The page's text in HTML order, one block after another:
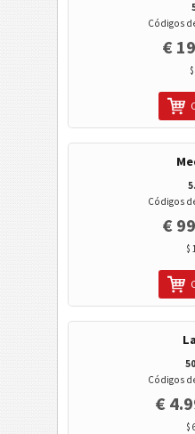
Códigos
Códigos
Banca
Mobile
Códigos
Códigos
Tarjetas
Código
Códigos
€
Códigos
€
$
Códigos
€
$